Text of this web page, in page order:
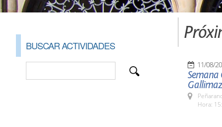
BUSCAR ACTIVIDADES
11/08/
Semana
Hora: